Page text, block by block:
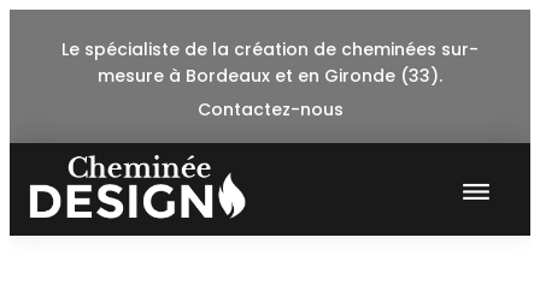
Le spécialiste de la création de cheminées sur-
mesure à Bordeaux et en Gironde (33).
Contactez-nous